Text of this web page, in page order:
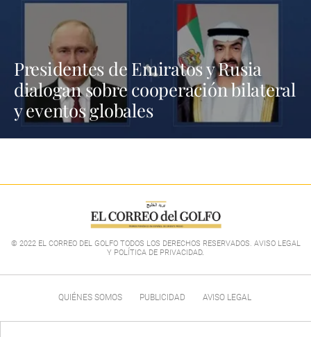
Presidentes de Emiratos y Rusia
dialogan sobre cooperación bilateral
y eventos globales
© 2022 EL CORREO DEL GOLFO TODOS LOS DERECHOS RESERVADOS. AVISO LEGAL
Y POLÍTICA DE PRIVACIDAD.
QUIÉNES SOMOS PUBLICIDAD AVISO LEGAL